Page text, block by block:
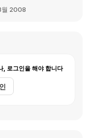
월 2008
, 로그인을 해야 합니다